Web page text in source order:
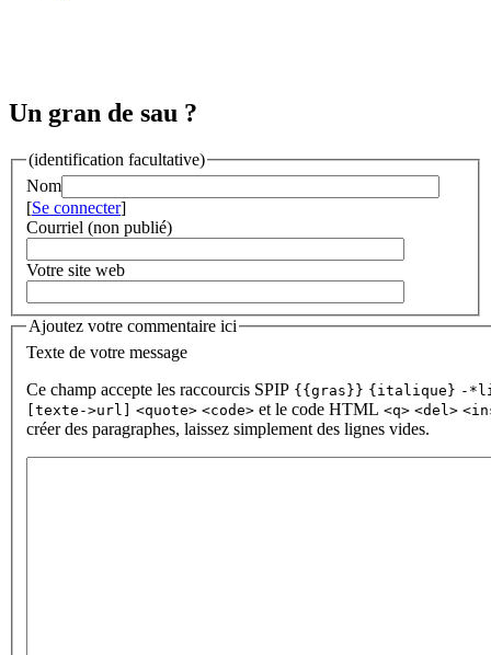
Un gran de sau ?
(identification facultative)
Nom
[Se connecter]
Courriel (non publié)
Votre site web
Ajoutez votre commentaire ici
Texte de votre message
Ce champ accepte les raccourcis SPIP {{gras}} {italique} -
[texte->url] <quote> <code> et le code HTML <q> <del>
créer des paragraphes, laissez simplement des lignes vides.